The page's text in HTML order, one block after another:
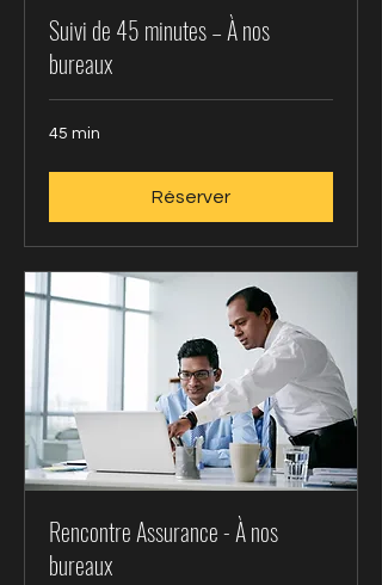
Suivi de 45 minutes – À nos
bureaux
45 min
Réserver
Rencontre Assurance - À nos
bureaux